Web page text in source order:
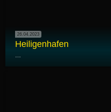
26.04.2023
Heiligenhafen